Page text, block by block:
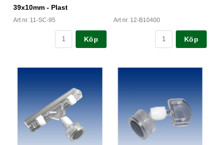
39x10mm - Plast
Art nr. 11-SC-95
Köp
Art nr. 12-B10400
Köp